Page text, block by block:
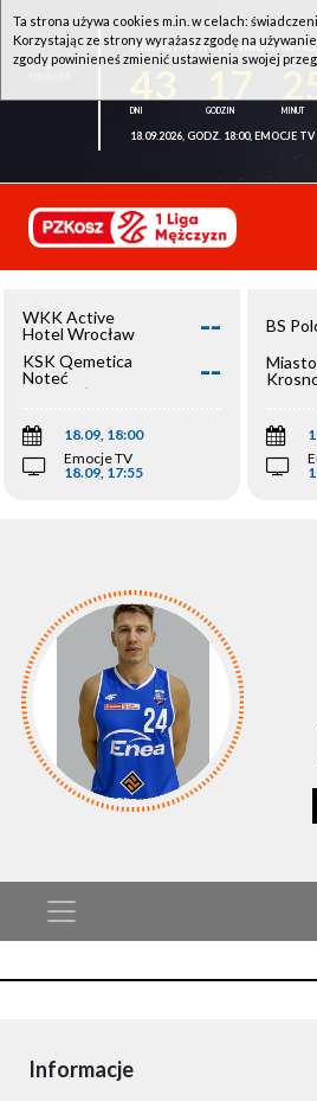
WKK ACTIVE HOTEL WROCŁAW -
18.09.2026, GODZ. 18:00, EMOCJE TV
WKK Active
Hotel Wrocław
--
KSK Qemetica
Noteć
Inowrocław
--
18.09, 18:00
Emocje TV
18.09, 17:55
BS
Miasto
Informacje
Ta strona używa cookies m.in. w celach:
Korzystając ze strony wyrażasz zgodę na
zgody powinieneś zmienić ustawienia swojej